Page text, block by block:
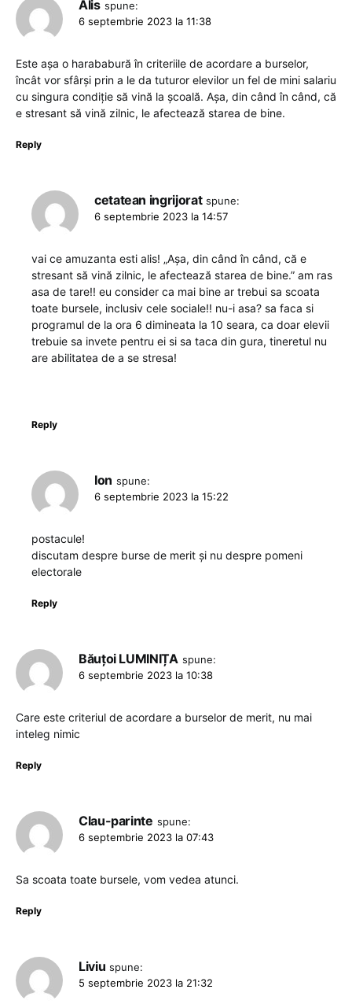
Alis spune:
6 septembrie 2023 la 11:38
Este așa o harababură în criteriile de acordare a burselor,
încât vor sfârși prin a le da tuturor elevilor un fel de mini salariu
cu singura condiție să vină la școală. Așa, din când în când, că
e stresant să vină zilnic, le afectează starea de bine.
Reply
cetatean ingrijorat spune:
6 septembrie 2023 la 14:57
vai ce amuzanta esti alis! „Așa, din când în când, că e
stresant să vină zilnic, le afectează starea de bine.” am ras
asa de tare!! eu consider ca mai bine ar trebui sa scoata
toate bursele, inclusiv cele sociale!! nu-i asa? sa faca si
programul de la ora 6 dimineata la 10 seara, ca doar elevii
trebuie sa invete pentru ei si sa taca din gura, tineretul nu
are abilitatea de a se stresa!
Reply
Ion spune:
6 septembrie 2023 la 15:22
postacule!
discutam despre burse de merit și nu despre pomeni
electorale
Reply
Băuțoi LUMINIȚA spune:
6 septembrie 2023 la 10:38
Care este criteriul de acordare a burselor de merit, nu mai
inteleg nimic
Reply
Clau-parinte spune:
6 septembrie 2023 la 07:43
Sa scoata toate bursele, vom vedea atunci.
Reply
Liviu spune:
5 septembrie 2023 la 21:32